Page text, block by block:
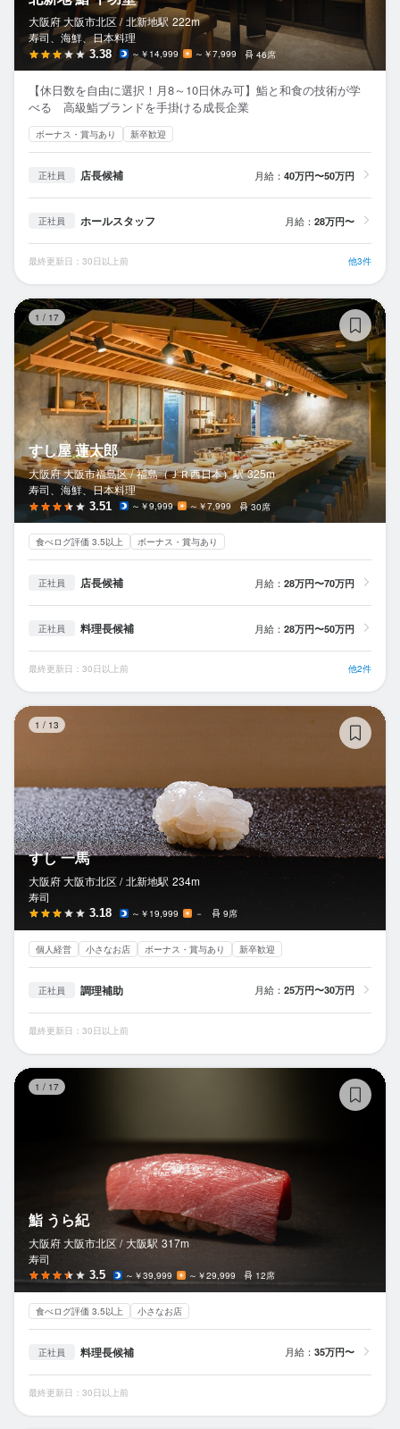
大阪府 大阪市北区 / 北新地駅 222m
寿司、海鮮、日本料理
3.38 ～￥14,999 ～￥7,999 46席
【休日数を自由に選択！月8～10日休み可】鮨と和食の技術が学
べる 高級鮨ブランドを手掛ける成長企業
ボーナス・賞与あり 新卒歓迎
正社員 店長候補 月給： 40万円〜50万円
正社員 ホールスタッフ 月給： 28万円〜
最終更新日：30日以上前 他3件
1 / 17
すし屋 蓮太郎
大阪府 大阪市福島区 / 福島（ＪＲ西日本）駅 325m
寿司、海鮮、日本料理
3.51 ～￥9,999 ～￥7,999 30席
食べログ評価 3.5以上 ボーナス・賞与あり
正社員 店長候補 月給： 28万円〜70万円
正社員 料理長候補 月給： 28万円〜50万円
最終更新日：30日以上前 他2件
1 / 13
すし 一馬
大阪府 大阪市北区 / 北新地駅 234m
寿司
3.18 ～￥19,999 － 9席
個人経営 小さなお店 ボーナス・賞与あり 新卒歓迎
正社員 調理補助 月給： 25万円〜30万円
最終更新日：30日以上前
1 / 17
鮨 うら紀
大阪府 大阪市北区 / 大阪駅 317m
寿司
3.5 ～￥39,999 ～￥29,999 12席
食べログ評価 3.5以上 小さなお店
正社員 料理長候補 月給： 35万円〜
最終更新日：30日以上前